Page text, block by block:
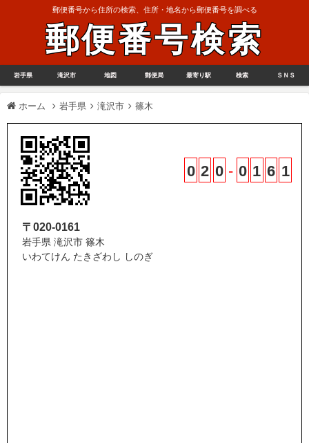
郵便番号から住所の検索、住所・地名から郵便番号を調べる
郵便番号検索
岩手県 滝沢市 地図 郵便局 最寄り駅 検索 ＳＮＳ
ホーム 岩手県 滝沢市 篠木
0 2 0 - 0 1 6 1
〒020-0161
岩手県 滝沢市 篠木
いわてけん たきざわし しのぎ